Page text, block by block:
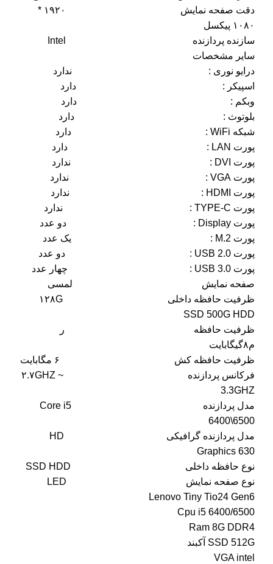
دقت صفحه نمایش ۱۹۲۰ *
۱۰۸۰ پیکسل
سازنده پردازنده Intel
سایر مشخصات
درایو نوری : ندارد
اسپیکر : دارد
وبکم : دارد
بلوتوث : دارد
شبکه WiFi : دارد
پورت LAN : دارد
پورت DVI : ندارد
پورت VGA : ندارد
پورت HDMI : ندارد
پورت TYPE-C : ندارد
پورت Display : دو عدد
پورت M.2 : یک عدد
پورت USB 2.0 : دو عدد
پورت USB 3.0 : چهار عدد
صفحه نمایش لمسی
ظرفیت حافظه داخلی ۱۲۸G
SSD 500G HDD
ظرفیت حافظه ر
م۸گیگابایت
ظرفیت حافظه کش ۶ مگابایت
فرکانس پردازنده ۲.۷GHZ ~
3.3GHZ
مدل پردازنده Core i5
6400\6500
مدل پردازنده گرافیکی HD
Graphics 630
نوع حافظه داخلی SSD HDD
نوع صفحه نمایش LED
Lenovo Tiny Tio24 Gen6
Cpu i5 6400/6500
Ram 8G DDR4
SSD 512G آکبند
VGA intel